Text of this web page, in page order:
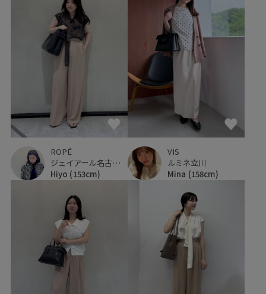
ROPÉ
ジェイアール名古屋タカシマヤ
Hiyo (153cm)
VIS
ルミネ立川
Mina (158cm)